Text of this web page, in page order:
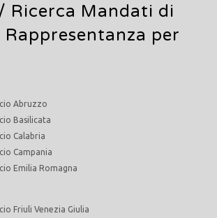
Ricerca Mandati di
Rappresentanza per
Abruzzo
Basilicata
Calabria
Campania
Emilia Romagna
Friuli Venezia Giulia